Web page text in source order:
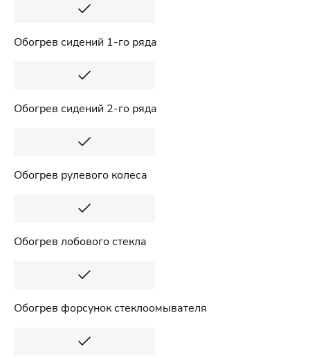
Обогрев сидений 1-го ряда
Обогрев сидений 2-го ряда
Обогрев рулевого колеса
Обогрев лобового стекла
Обогрев форсунок стеклоомывателя